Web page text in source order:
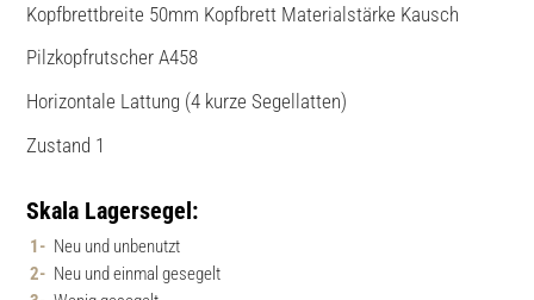
Kopfbrettbreite 50mm Kopfbrett Materialstärke Kausch
Pilzkopfrutscher A458
Horizontale Lattung (4 kurze Segellatten)
Zustand 1
Skala Lagersegel:
Neu und unbenutzt
Neu und einmal gesegelt